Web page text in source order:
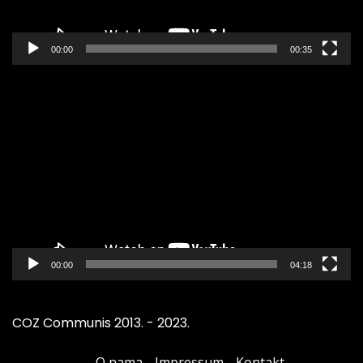
00:00 00:35
00:00 04:18
COZ Communis 2013. - 2023.